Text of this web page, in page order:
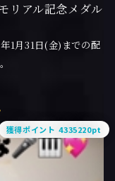
リアル記念メダル
1月31日(金)までの配
獲得ポイント 4335220pt